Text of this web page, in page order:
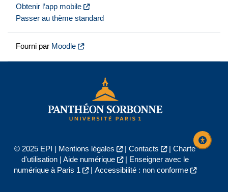
Obtenir l’app mobile
Passer au thème standard
Fourni par Moodle
© 2025 EPI | Mentions légales | Contacts | Charte
d'utilisation| Aide numérique |
Enseigner avec le
numérique à Paris 1
| Accessibilité : non conforme